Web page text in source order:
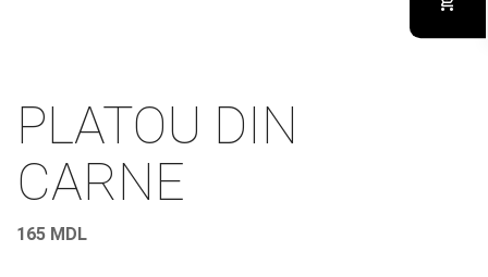
PLATOU DIN
CARNE
165 MDL